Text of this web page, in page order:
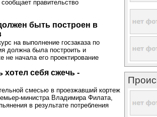
правительство
быть построен в
на выполнение госзаказа по
должна была построить и
не начала его проектирование
себя сжечь -
смесью в проезжавший кортеж
министра Владимира Филата,
в результате потребления